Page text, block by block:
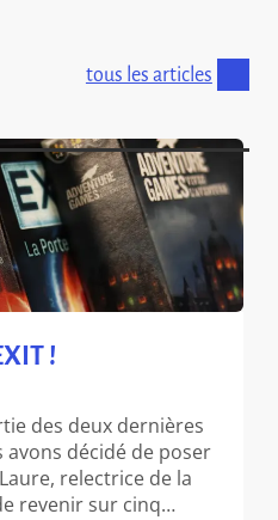
tous les articles
!
des deux dernières
avons décidé de poser
relectrice de la
revenir sur cinq